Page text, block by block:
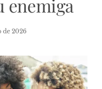
enemiga
de 2026